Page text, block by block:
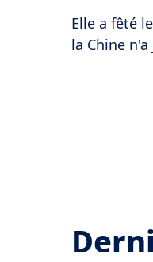
Elle a fêté
la Chine